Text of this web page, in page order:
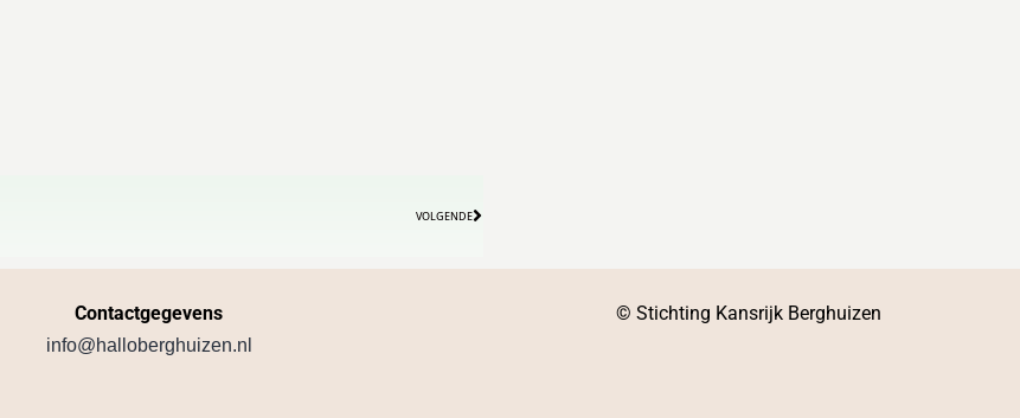
VOLGENDE
Contactgegevens
info@halloberghuizen.nl
© Stichting Kansrijk Berghuizen